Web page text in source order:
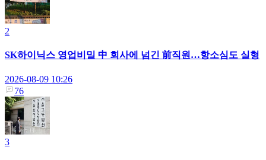
2
SK하이닉스 영업비밀 中 회사에 넘긴 前직원…항소심도 실형
2026-08-09 10:26
76
3